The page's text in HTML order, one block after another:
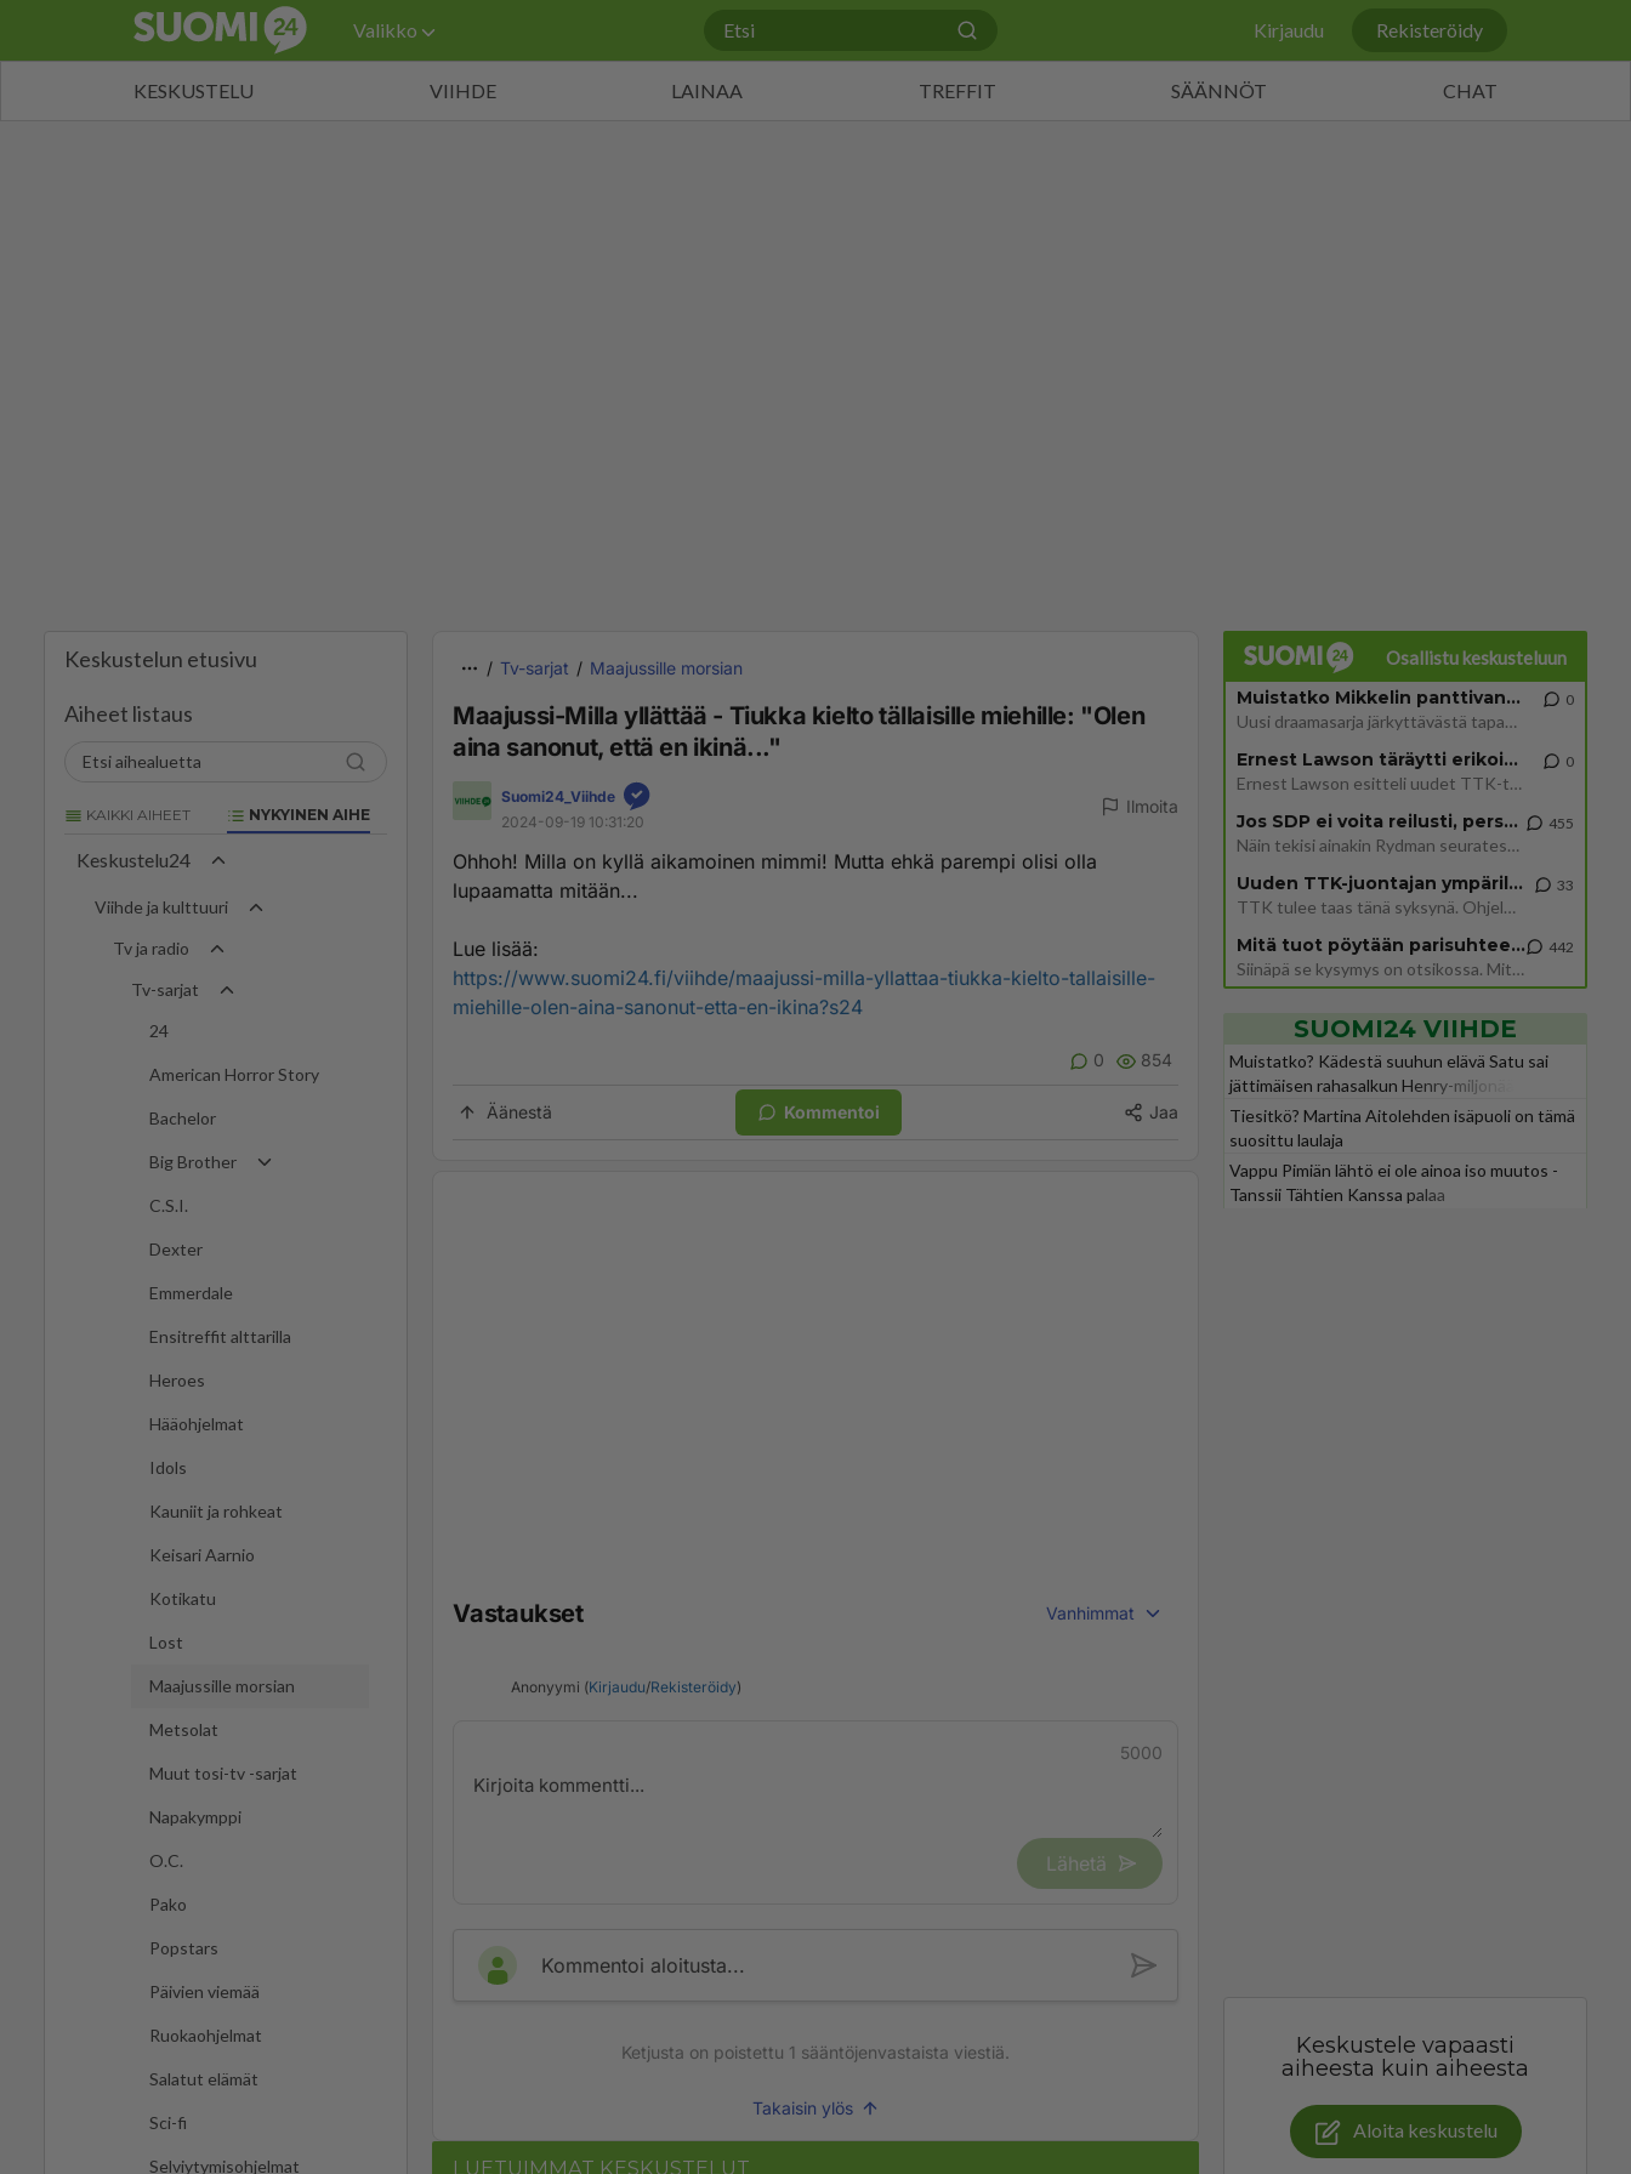
Valikko Kirjaudu Rekisteröidy
KESKUSTELU VIIHDE LAINAA TREFFIT SÄÄNNÖT CHAT
Keskustelun etusivu
Aiheet listaus
KAIKKI AIHEET NYKYINEN AIHE
Keskustelu24
Viihde ja kulttuuri
Tv ja radio
Tv-sarjat
24
American Horror Story
Bachelor
Big Brother
C.S.I.
Dexter
Emmerdale
Ensitreffit alttarilla
Heroes
Hääohjelmat
Idols
Kauniit ja rohkeat
Keisari Aarnio
Kotikatu
Lost
Maajussille morsian
Metsolat
Muut tosi-tv -sarjat
Napakymppi
O.C.
Pako
Popstars
Päivien viemää
Ruokaohjelmat
Salatut elämät
Sci-fi
Selviytymisohjelmat
Tv-sarjat Maajussille morsian
Maajussi-Milla yllättää - Tiukka kielto tällaisille miehille: "Olen
aina sanonut, että en ikinä..."
Suomi24_Viihde
2024-09-19 10:31:20
Ilmoita
Ohhoh! Milla on kyllä aikamoinen mimmi! Mutta ehkä parempi olisi olla
lupaamatta mitään...
Lue lisää:
https://www.suomi24.fi/viihde/maajussi-milla-yllattaa-tiukka-kielto-tallaisille-
miehille-olen-aina-sanonut-etta-en-ikina?s24
0 854
Äänestä Kommentoi Jaa
Vastaukset Vanhimmat
Anonyymi (Kirjaudu/Rekisteröidy)
5000
Lähetä
Kommentoi aloitusta...
Ketjusta on poistettu 1 sääntöjenvastaista viestiä.
Takaisin ylös
LUETUIMMAT KESKUSTELUT
Osallistu keskusteluun
Muistatko Mikkelin panttivankidraaman?
Uusi draamasarja järkyttävästä tapauksesta on tulossa. Tositapahtumiin perustuva sarja ammentaa vuoden 1986 Mikkelin pan
0
Ernest Lawson täräytti erikoisen heiton TTK-lehdistötilaisuudessa: " Onko tässä tarkoituksena...?"
Ernest Lawson esitteli uudet TTK-tähtioppilaat ja opettajat torstaina 6.8. lehdistölle. Tulevalla kaudella on yksi hausk
0
Jos SDP ei voita reilusti, persut kumoavat demokratian Suomesta
Näin tekisi ainakin Rydman seuratessaan idolinsa Trumpin mallia https://www.is.fi/politiikka/art-2000012187244.html
455
Uuden TTK-juontajan ympärillä epätietoisuus sakenee - Nyt MTV hämmentää soppaa
TTK tulee taas tänä syksynä. Ohjelman uudet tähtioppilaat julkistetaan torstaina 6. elokuuta klo 14 alkavassa lehdistö
33
Mitä tuot pöytään parisuhteessa?
Siinäpä se kysymys on otsikossa. Mitäpä siis tuot/toisit pöytään parisuhteessa? Oletko mies vai nainen? Koetko sen mitä
442
SUOMI24 VIIHDE
Muistatko? Kädestä suuhun elävä Satu sai
jättimäisen rahasalkun Henry-miljonääriltä
Tiesitkö? Martina Aitolehden isäpuoli on tämä
suosittu laulaja
Vappu Pimiän lähtö ei ole ainoa iso muutos -
Tanssii Tähtien Kanssa palaa
Keskustele vapaasti
aiheesta kuin aiheesta
Aloita keskustelu